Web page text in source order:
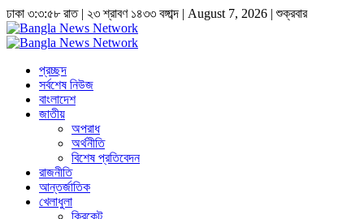
ঢাকা ৩:৩:৫৮ রাত| ২৩ শ্রাবণ ১৪৩৩ বঙ্গাব্দ | August 7, 2026 |শুক্রবার
প্রচ্ছদ
সর্বশেষ নিউজ
বাংলাদেশ
জাতীয়
অপরাধ
অর্থনীতি
বিশেষ প্রতিবেদন
রাজনীতি
আন্তর্জাতিক
খেলাধুলা
ক্রিকেট